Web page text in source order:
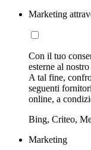
Marketing
Con il tuo
esterne al
A tal fine,
seguenti
online, a
Bing, Criteo,
Marketing